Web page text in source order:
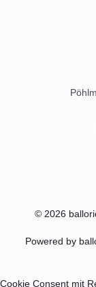
© 2026
Powered by
Cookie Consent mit